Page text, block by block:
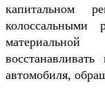
капитальном
автомобиля,